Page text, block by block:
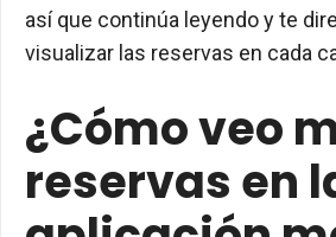
así que continúa leyendo y te
visualizar las reservas en cada
¿Cómo veo
reservas en